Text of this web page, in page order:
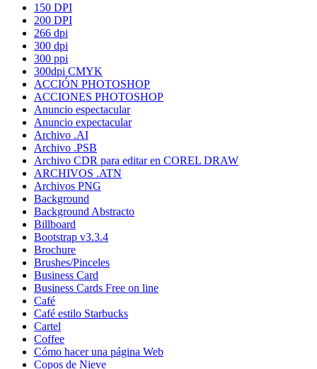
150 DPI
200 DPI
266 dpi
300 dpi
300 ppi
300dpi CMYK
ACCIÓN PHOTOSHOP
ACCIONES PHOTOSHOP
Anuncio espectacular
Anuncio expectacular
Archivo .AI
Archivo .PSB
Archivo CDR para editar en COREL DRAW
ARCHIVOS .ATN
Archivos PNG
Background
Background Abstracto
Billboard
Bootstrap v3.3.4
Brochure
Brushes/Pinceles
Business Card
Business Cards Free on line
Café
Café estilo Starbucks
Cartel
Coffee
Cómo hacer una página Web
Copos de Nieve